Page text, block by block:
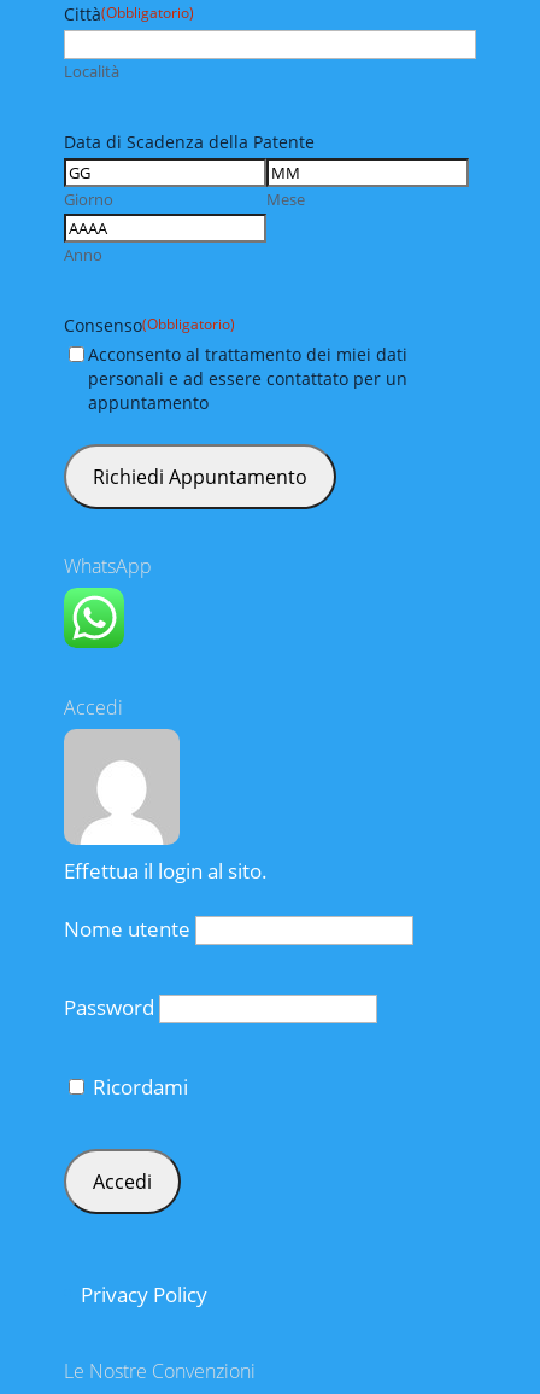
Città(Obbligatorio)
Località
Data di Scadenza della Patente
Giorno Mese
Anno
Consenso(Obbligatorio)
Acconsento al trattamento dei miei dati
personali e ad essere contattato per un
appuntamento
WhatsApp
Accedi
Effettua il login al sito.
Nome utente
Password
Ricordami
Privacy Policy
Le Nostre Convenzioni